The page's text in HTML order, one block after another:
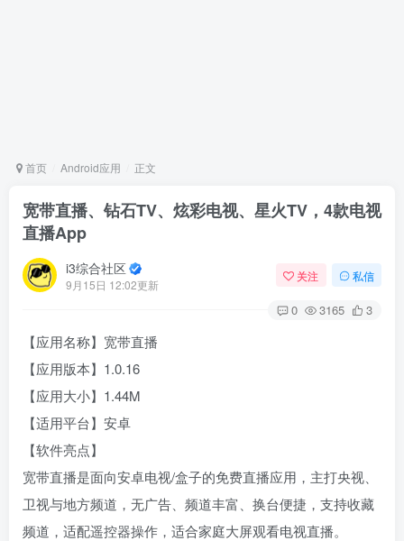
首页 Android应用 正文
宽带直播、钻石TV、炫彩电视、星火TV，4款电视
直播App
i3综合社区
9月15日 12:02更新
关注 私信
0 3165 3
【应用名称】宽带直播
【应用版本】1.0.16
【应用大小】1.44M
【适用平台】安卓
【软件亮点】
宽带直播是面向安卓电视/盒子的免费直播应用，主打央视、
卫视与地方频道，无广告、频道丰富、换台便捷，支持收藏
频道，适配遥控器操作，适合家庭大屏观看电视直播。